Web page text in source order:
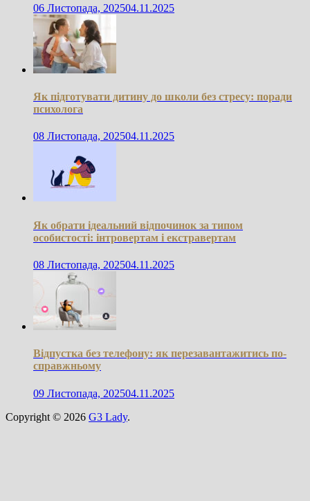
06 Листопада, 202504.11.2025
Як підготувати дитину до школи без стресу: поради
психолога
08 Листопада, 202504.11.2025
Як обрати ідеальний відпочинок за типом
особистості: інтровертам і екстравертам
08 Листопада, 202504.11.2025
Відпустка без телефону: як перезавантажитись по-
справжньому
09 Листопада, 202504.11.2025
Copyright © 2026 G3 Lady.